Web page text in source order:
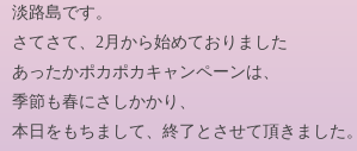
淡路島です。
さてさて、2月から始めておりました
あったかポカポカキャンペーンは、
季節も春にさしかかり、
本日をもちまして、終了とさせて頂きました。